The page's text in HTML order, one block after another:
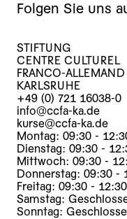
Folgen Sie uns
STIFTUNG
CENTRE CULTUREL
FRANCO-ALLEMAND
KARLSRUHE
+49 (0) 721 16038-0
info@ccfa-ka.de
kurse@ccfa-ka.de
Montag: 09:30 -
Dienstag: 09:30 -
Mittwoch: 09:30 -
Donnerstag: 09:30 -
Freitag: 09:30 - 12:30
Samstag:
Sonntag: